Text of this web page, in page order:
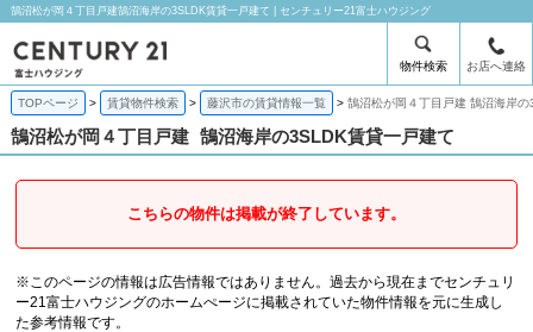
鵠沼松が岡４丁目戸建鵠沼海岸の3SLDK賃貸一戸建て | センチュリー21富士ハウジング
物件検索 お店へ連絡
TOPページ 賃貸物件検索 藤沢市の賃貸情報一覧 鵠沼松が岡４丁目戸建 鵠沼海岸
鵠沼松が岡４丁目戸建 鵠沼海岸の3SLDK賃貸一戸建て
こちらの物件は掲載が終了しています。
※このページの情報は広告情報ではありません。過去から現在までセンチュリ
ー21富士ハウジングのホームぺージに掲載されていた物件情報を元に生成し
た参考情報です。